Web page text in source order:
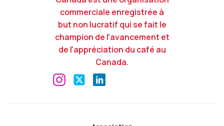
commerciale enregistrée à
but non lucratif qui se fait le
champion de l'avancement et
de l'appréciation du café au
Canada.